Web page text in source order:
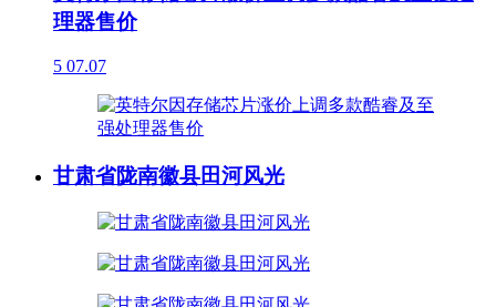
理器售价
5 07.07
甘肃省陇南徽县田河风光